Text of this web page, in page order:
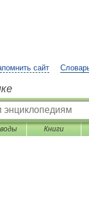
сайт
Книги